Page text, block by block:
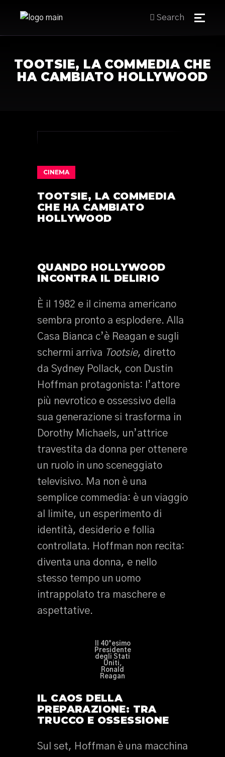
Search
TOOTSIE, LA COMMEDIA CHE
HA CAMBIATO HOLLYWOOD
CINEMA
TOOTSIE, LA COMMEDIA
CHE HA CAMBIATO
HOLLYWOOD
QUANDO HOLLYWOOD
INCONTRA IL DELIRIO
È il 1982 e il cinema americano
sembra pronto a esplodere. Alla
Casa Bianca c’è Reagan e sugli
schermi arriva Tootsie, diretto
da Sydney Pollack, con Dustin
Hoffman protagonista: l’attore
più nevrotico e ossessivo della
sua generazione si trasforma in
Dorothy Michaels, un’attrice
travestita da donna per ottenere
un ruolo in uno sceneggiato
televisivo. Ma non è una
semplice commedia: è un viaggio
al limite, un esperimento di
identità, desiderio e follia
controllata. Hoffman non recita:
diventa una donna, e nello
stesso tempo un uomo
intrappolato tra maschere e
aspettative.
Il 40°esimo
Presidente
degli Stati
Uniti,
Ronald
Reagan
IL CAOS DELLA
PREPARAZIONE: TRA
TRUCCO E OSSESSIONE
Sul set, Hoffman è una macchina